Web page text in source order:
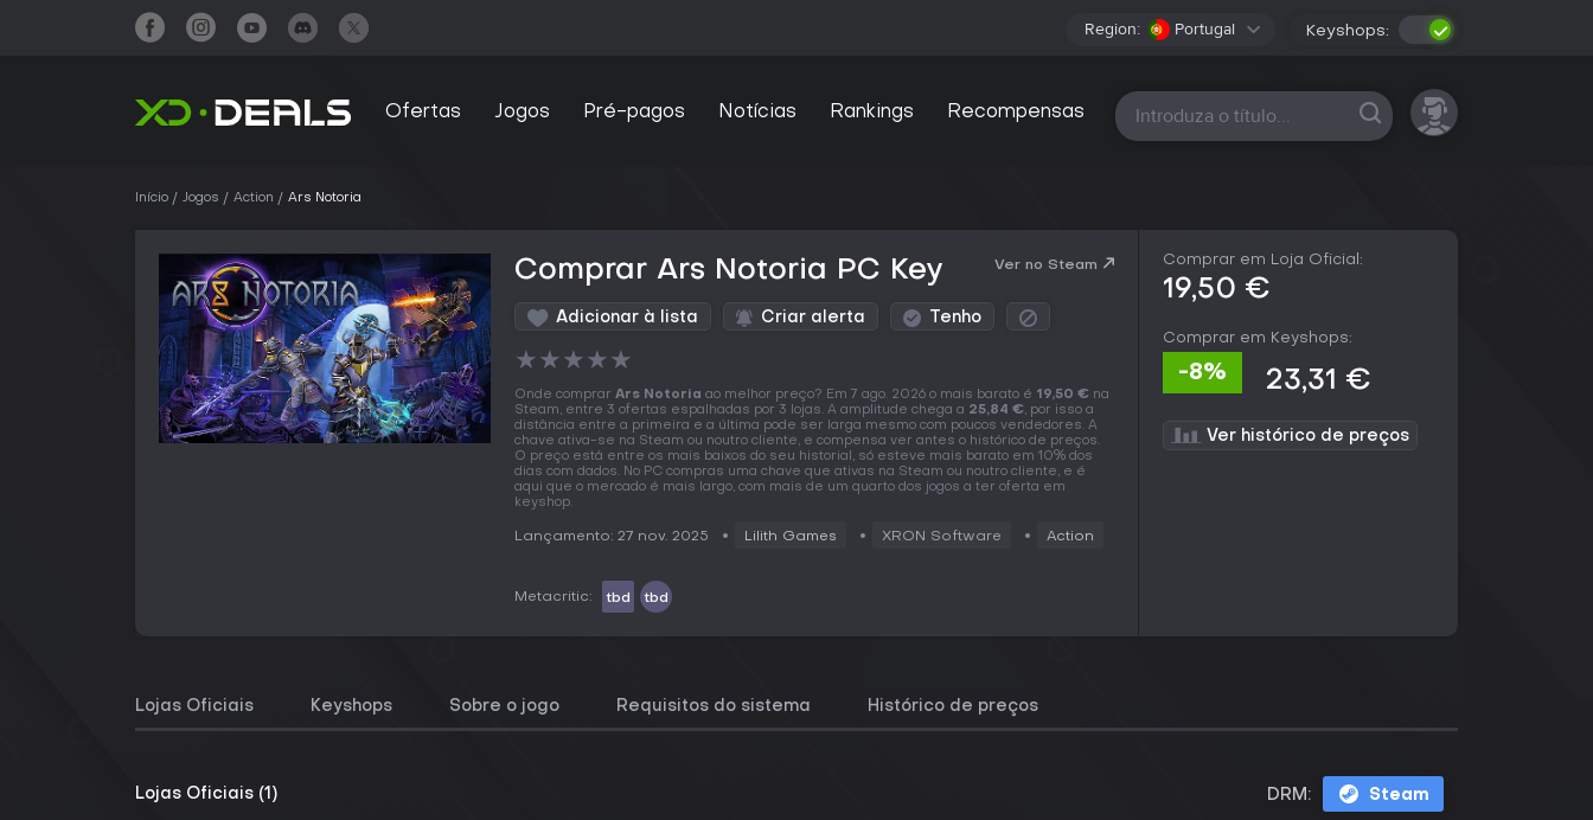
Region: Portugal Keyshops:
Ofertas Jogos Pré-pagos Notícias Rankings Recompensas Todas as plataformas
Início Jogos Action Ars Notoria
Comprar Ars Notoria PC Key Ver no Steam
Adicionar à lista Criar alerta Tenho
★★★★★
Onde comprar Ars Notoria ao melhor preço? Em 7 ago. 2026 o mais barato é 19,50 € na
Steam, entre 3 ofertas espalhadas por 3 lojas. A amplitude chega a 25,84 €, por isso a
distância entre a primeira e a última pode ser larga mesmo com poucos vendedores. A
chave ativa-se na Steam ou noutro cliente, e compensa ver antes o histórico de preços.
O preço está entre os mais baixos do seu historial, só esteve mais barato em 10% dos
dias com dados. No PC compras uma chave que ativas na Steam ou noutro cliente, e é
aqui que o mercado é mais largo, com mais de um quarto dos jogos a ter oferta em
keyshop.
Lançamento: 27 nov. 2025 Lilith Games XRON Software Action
Metacritic: tbd tbd
Comprar em Loja Oficial:
19,50 €
Comprar em Keyshops:
-8% 23,31 €
Ver histórico de preços
Lojas Oficiais Keyshops Sobre o jogo Requisitos do sistema Histórico de preços
Lojas Oficiais (1) DRM: Steam